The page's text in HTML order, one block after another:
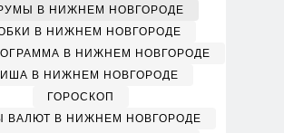
В НИЖНЕМ НОВГОРОДЕ
В НИЖНЕМ НОВГОРОДЕ
В НИЖНЕМ НОВГОРОДЕ
В НИЖНЕМ НОВГОРОДЕ
ГОРОСКОП
ВАЛЮТ В НИЖНЕМ НОВГОРОДЕ